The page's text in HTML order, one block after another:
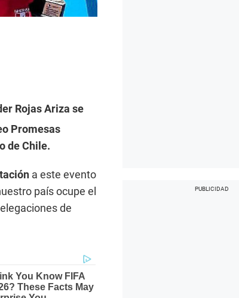
Rojas Ariza se
Promesas
de Chile.
a este evento
país ocupe el
de